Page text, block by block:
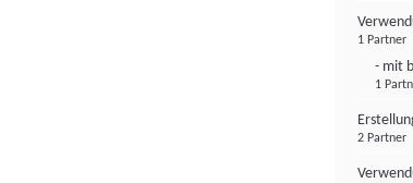
1 Partner
- mit
1
2 Partner